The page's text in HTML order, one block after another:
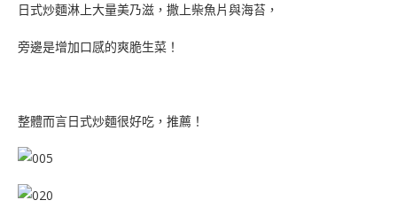
日式炒麵淋上大量美乃滋，撒上柴魚片與海苔，
旁邊是增加口感的爽脆生菜！
整體而言日式炒麵很好吃，推薦！